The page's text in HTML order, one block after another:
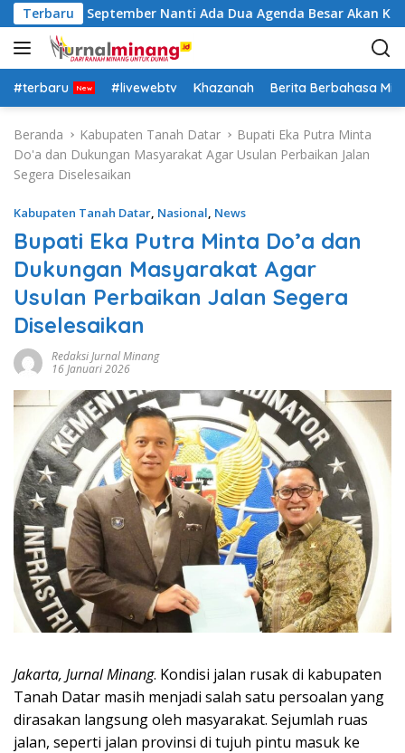
a
g
u
Terbaru
Allah September Nanti Ada Dua Agenda Besar Akan Kita
#terbaru #livewebtv Khazanah Berita Berbahasa
Beranda Kabupaten Tanah Datar
Bupati Eka Putra Minta
Do'a dan Dukungan Masyarakat Agar Usulan Perbaikan Jalan
Segera Diselesaikan
Kabupaten Tanah Datar, Nasional, News
Bupati Eka Putra Minta Do’a dan
Dukungan Masyarakat Agar
Usulan Perbaikan Jalan Segera
Diselesaikan
Redaksi Jurnal Minang
16 Januari 2026
Jakarta, Jurnal Minang. Kondisi jalan rusak di kabupaten
Tanah Datar masih menjadi salah satu persoalan yang
dirasakan langsung oleh masyarakat. Sejumlah ruas
jalan, seperti jalan provinsi di tujuh pintu masuk ke